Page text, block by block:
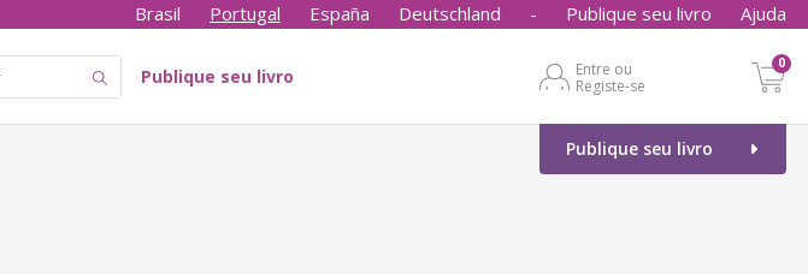
Brasil Portugal España Deutschland - Publique seu livro Ajuda
Publique seu livro
Entre ou
Registe-se
0
Publique seu livro